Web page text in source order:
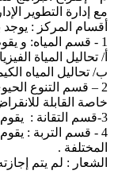
مع إدارة التطوير
أقسام المركز : يوجد
1 - قسم المياه: و يقوم باجراء الفحوصات التالية :
أ/ تحاليل المياة
ب/ تحاليل المياه
2 – قسم التنوع
خاصة القابلة
3-قسم التقانة : يقوم بنقل التقانة وخاصة تقانات الطاقات المتجددة.
4 - قسم التربة :
المختلفة .
الشعار : لم يتم